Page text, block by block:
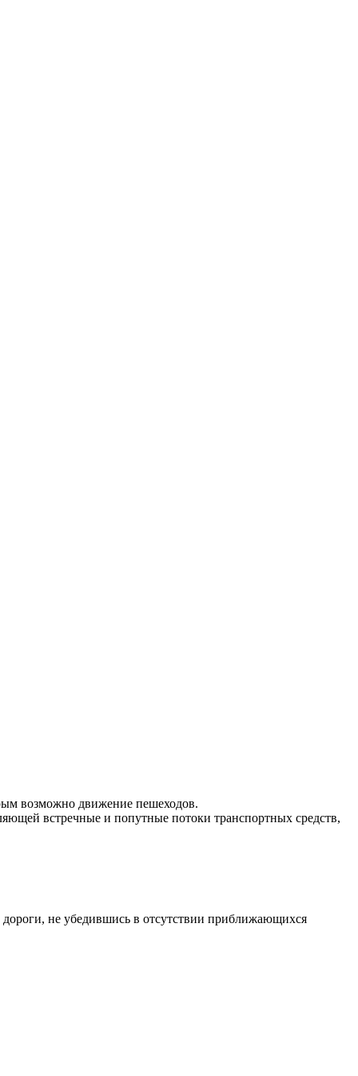
возможно движение пешеходов.
встречные и попутные потоки транспортных средств,
дороги, не убедившись в отсутствии приближающихся